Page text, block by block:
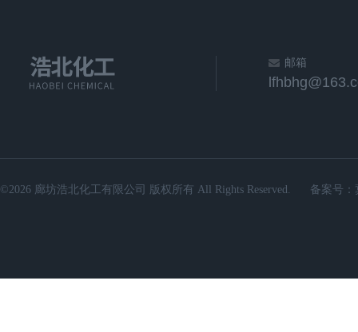
邮箱
©2026 廊坊浩北化工有限公司 版权所有 All Rights Reserved. 备案号：